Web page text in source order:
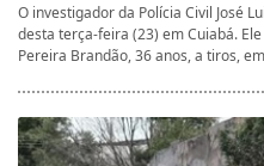
O investigador da Polícia Civil José
desta terça-feira (23) em Cuiabá.
Pereira Brandão, 36 anos, a tiros,